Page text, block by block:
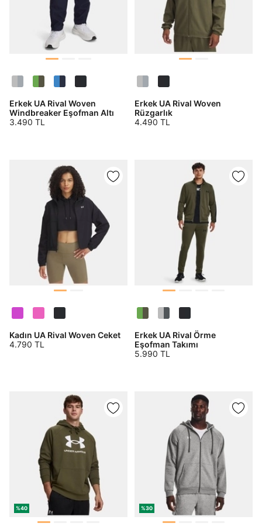
Erkek UA Rival Woven
Windbreaker Eşofman Altı
3.490 TL
Erkek UA Rival Woven
Rüzgarlık
4.490 TL
Kadın UA Rival Woven Ceket
4.790 TL
Erkek UA Rival Örme
Eşofman Takımı
5.990 TL
%40 %30